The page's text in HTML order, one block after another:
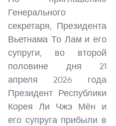
Генерального
секретаря, Президента
Вьетнама То Лам и его
супруги, во второй
половине дня 21
апреля 2026 года
Президент Республики
Корея Ли Чжэ Мён и
его супруга прибыли в